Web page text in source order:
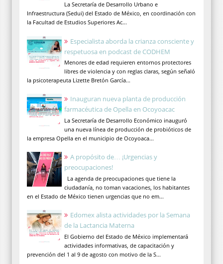
La Secretaría de Desarrollo Urbano e
Infraestructura (Sedui) del Estado de México, en coordinación con
la Facultad de Estudios Superiores Ac...
Especialista aborda la crianza consciente y
respetuosa en podcast de CODHEM
Menores de edad requieren entornos protectores
libres de violencia y con reglas claras, según señaló
la psicoterapeuta Lizette Bretón García...
Inauguran nueva planta de producción
farmacéutica de Opella en Ocoyoacac
La Secretaría de Desarrollo Económico inauguró
una nueva línea de producción de probióticos de
la empresa Opella en el municipio de Ocoyoaca...
A propósito de… ¡Urgencias y
preocupaciones!
La agenda de preocupaciones que tiene la
ciudadanía, no toman vacaciones, los habitantes
en el Estado de México tienen urgencias que no em...
Edomex alista actividades por la Semana
de la Lactancia Materna
El Gobierno del Estado de México implementará
actividades informativas, de capacitación y
prevención del 1 al 9 de agosto con motivo de la S...